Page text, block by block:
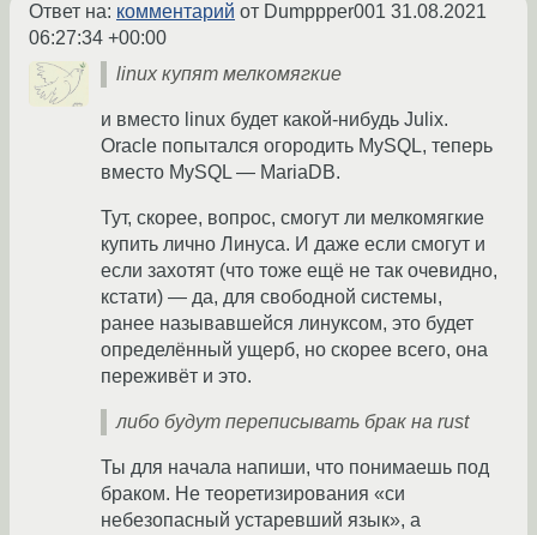
Ответ на: комментарий от Dumppper001 31.08.2021
06:27:34 +00:00
linux купят мелкомягкие
и вместо linux будет какой-нибудь Julix.
Oracle попытался огородить MySQL, теперь
вместо MySQL — MariaDB.
Тут, скорее, вопрос, смогут ли мелкомягкие
купить лично Линуса. И даже если смогут и
если захотят (что тоже ещё не так очевидно,
кстати) — да, для свободной системы,
ранее называвшейся линуксом, это будет
определённый ущерб, но скорее всего, она
переживёт и это.
либо будут переписывать брак на rust
Ты для начала напиши, что понимаешь под
браком. Не теоретизирования «си
небезопасный устаревший язык», а